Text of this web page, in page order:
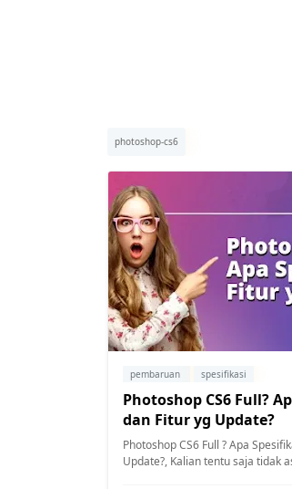
photoshop-cs6
pembaruan spesifikasi
Photoshop CS6 Full?
dan Fitur yg Update?
Photoshop CS6 Full ? Apa
Update?, Kalian tentu saja tidak